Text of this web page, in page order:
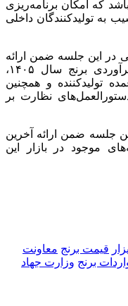
که امکان برنامه‌ریزی
به تولیدکنندگان داخلی
در این جلسه ضمن ارائه
گزارش میزان سطح کشت و تولید برآوردی برنج سال ۱۴۰۵،
تولیدکننده و همچنین
نظارت بر
جلسه ضمن ارائه آخرین
موجود در بازار این
قیمت برنج معاونت
برنج وزارت جهاد